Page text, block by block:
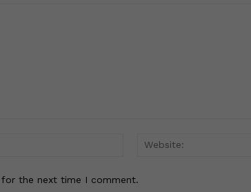
Email:*
the next time I comment.